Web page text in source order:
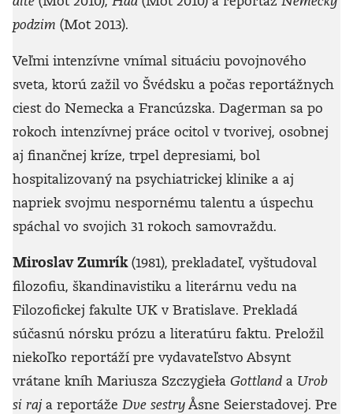
podzim (Mot 2013).
Veľmi intenzívne vnímal situáciu povojnového
sveta, ktorú zažil vo Švédsku a počas reportážnych
ciest do Nemecka a Francúzska. Dagerman sa po
rokoch intenzívnej práce ocitol v tvorivej, osobnej
aj finančnej kríze, trpel depresiami, bol
hospitalizovaný na psychiatrickej klinike a aj
napriek svojmu nespornému talentu a úspechu
spáchal vo svojich 31 rokoch samovraždu.
Miroslav Zumrík(1981), prekladateľ, vyštudoval
filozofiu, škandinavistiku a literárnu vedu na
Filozofickej fakulte UK v Bratislave. Prekladá
súčasnú nórsku prózu a literatúru faktu. Preložil
niekoľko reportáží pre vydavateľstvo Absynt
vrátane kníh Mariusza Szczygieła Gottland a Urob
si raja reportáže Dve sestryÅsne Seierstadovej. Pre